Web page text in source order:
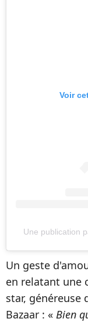
Voir
Une publication
Un geste
en relatant une
star, généreuse
Bazaar : « Bien